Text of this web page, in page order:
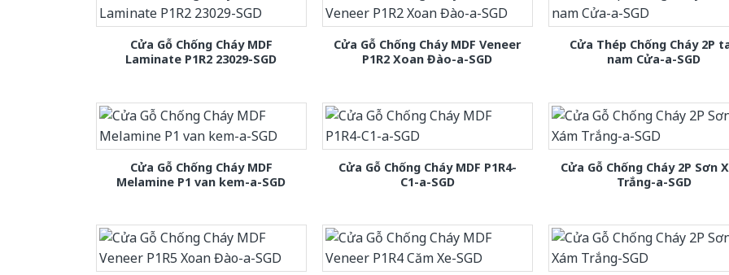
Cửa Gỗ Chống Cháy MDF
Laminate P1R2 23029-SGD
Cửa Gỗ Chống Cháy MDF Veneer
P1R2 Xoan Đào-a-SGD
Cửa Thép Chống Cháy 2P
nam Cửa-a-SGD
Cửa Gỗ Chống Cháy MDF
Melamine P1 van kem-a-SGD
Cửa Gỗ Chống Cháy MDF P1R4-
C1-a-SGD
Cửa Gỗ Chống Cháy 2P Sơn
Trắng-a-SGD